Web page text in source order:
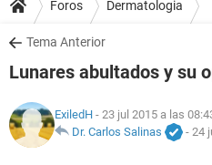
SALUD
NUTRICIÓN
Foros Dermatologia
Tema Anterior
Lunares abultados y su
ExiledH - 23 jul 2015 a las
Dr. Carlos Salinas
- 24